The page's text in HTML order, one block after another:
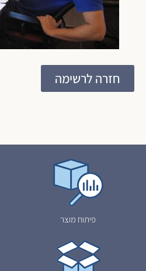
חזרה לרשימה
פיתוח מוצר